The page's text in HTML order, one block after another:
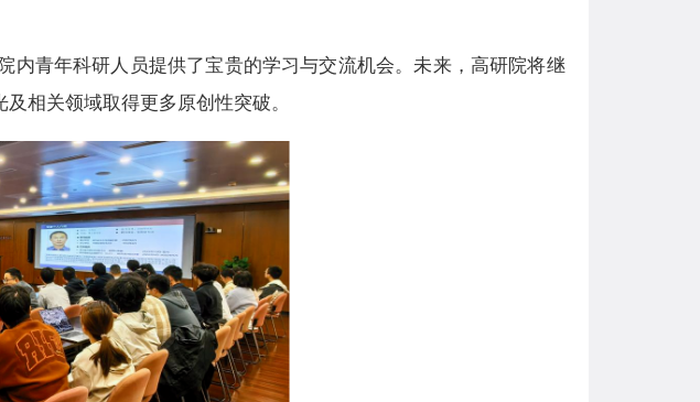
青年科研人员提供了宝贵的学习与交流机会。未来，高研院将继
相关领域取得更多原创性突破。